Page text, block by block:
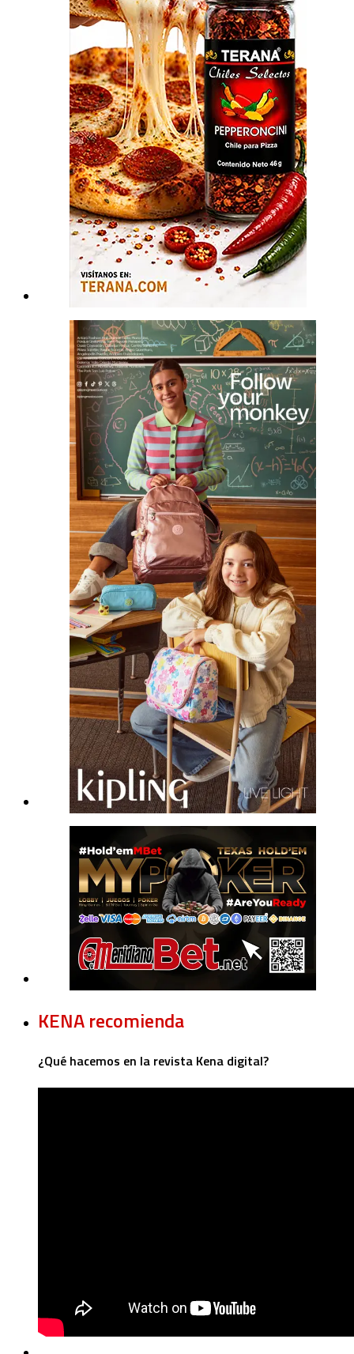
KENA recomienda
¿Qué hacemos en la revista Kena digital?